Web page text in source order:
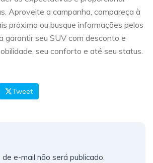
Aproveite a campanha, compareça à
próxima ou busque informações pelos
garantir seu SUV com desconto e
seu conforto e até seu status.
Tweet
e-mail não será publicado.